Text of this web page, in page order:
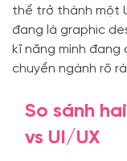
thể trở thành một
đang là graphic
kĩ năng mình
chuyển ngành rõ
So sánh
vs UI/UX